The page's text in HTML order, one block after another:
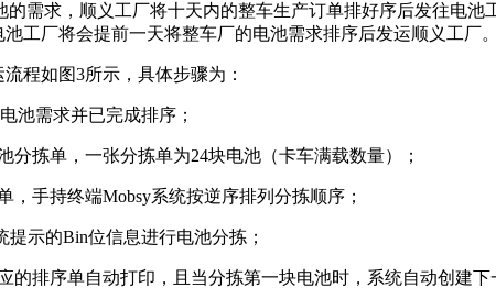
的需求，顺义工厂将十天内的整车生产订单排好序后发往电
工厂将会提前一天将整车厂的电池需求排序后发运顺义工厂。
程如图3所示，具体步骤为：
池需求并已完成排序；
分拣单，一张分拣单为24块电池（卡车满载数量）；
，手持终端Mobsy系统按逆序排列分拣顺序；
提示的Bin位信息进行电池分拣；
的排序单自动打印，且当分拣第一块电池时，系统自动创建下